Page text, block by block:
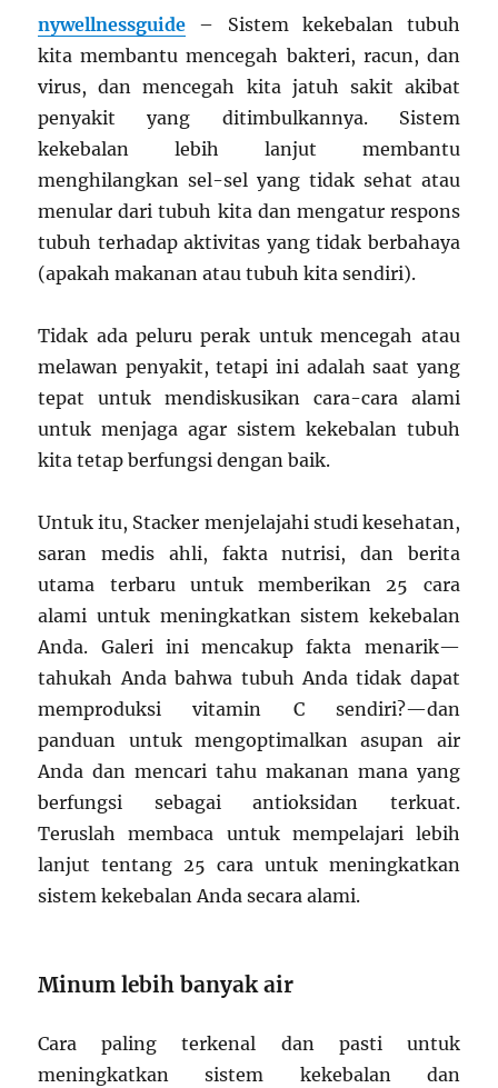
nywellnessguide – Sistem kekebalan tubuh
kita membantu mencegah bakteri, racun, dan
virus, dan mencegah kita jatuh sakit akibat
penyakit yang ditimbulkannya. Sistem
kekebalan lebih lanjut membantu
menghilangkan sel-sel yang tidak sehat atau
menular dari tubuh kita dan mengatur respons
tubuh terhadap aktivitas yang tidak berbahaya
(apakah makanan atau tubuh kita sendiri).
Tidak ada peluru perak untuk mencegah atau
melawan penyakit, tetapi ini adalah saat yang
tepat untuk mendiskusikan cara-cara alami
untuk menjaga agar sistem kekebalan tubuh
kita tetap berfungsi dengan baik.
Untuk itu, Stacker menjelajahi studi kesehatan,
saran medis ahli, fakta nutrisi, dan berita
utama terbaru untuk memberikan 25 cara
alami untuk meningkatkan sistem kekebalan
Anda. Galeri ini mencakup fakta menarik—
tahukah Anda bahwa tubuh Anda tidak dapat
memproduksi vitamin C sendiri?—dan
panduan untuk mengoptimalkan asupan air
Anda dan mencari tahu makanan mana yang
berfungsi sebagai antioksidan terkuat.
Teruslah membaca untuk mempelajari lebih
lanjut tentang 25 cara untuk meningkatkan
sistem kekebalan Anda secara alami.
Minum lebih banyak air
Cara paling terkenal dan pasti untuk
meningkatkan sistem kekebalan dan